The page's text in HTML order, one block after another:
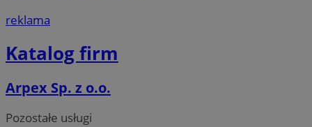
reklama
Katalog firm
Arpex Sp. z o.o.
Pozostałe usługi